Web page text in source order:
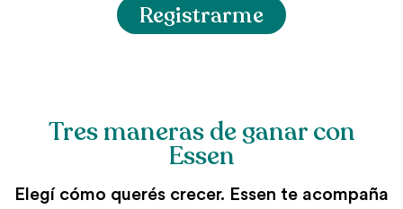
Registrarme
Tres maneras de ganar con
Essen
Elegí cómo querés crecer. Essen te acompaña